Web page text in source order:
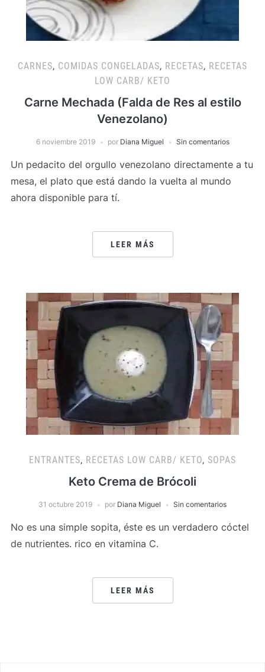
CARNES, COMIDAS CONGELADAS, RECETAS, RECETAS
LOW CARB/ KETO
Carne Mechada (Falda de Res al estilo
Venezolano)
6 noviembre 2019 por Diana Miguel Sin comentarios
Un pedacito del orgullo venezolano directamente a tu
mesa, el plato que está dando la vuelta al mundo
ahora disponible para tí.
LEER MÁS
ENTRANTES, RECETAS LOW CARB/ KETO, SOPAS
Keto Crema de Brócoli
31 octubre 2019 por Diana Miguel Sin comentarios
No es una simple sopita, éste es un verdadero cóctel
de nutrientes. rico en vitamina C.
LEER MÁS